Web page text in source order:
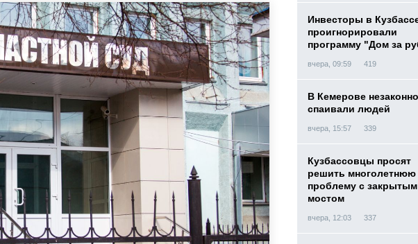
Инвесторы в
проигнорировали
программу "Дом за
вчера, 09:59 419
В Кемерове незаконно
спаивали людей
вчера, 15:57 339
Кузбассовцы просят
решить многолетнюю
проблему с закрытым
мостом
вчера, 12:03 337